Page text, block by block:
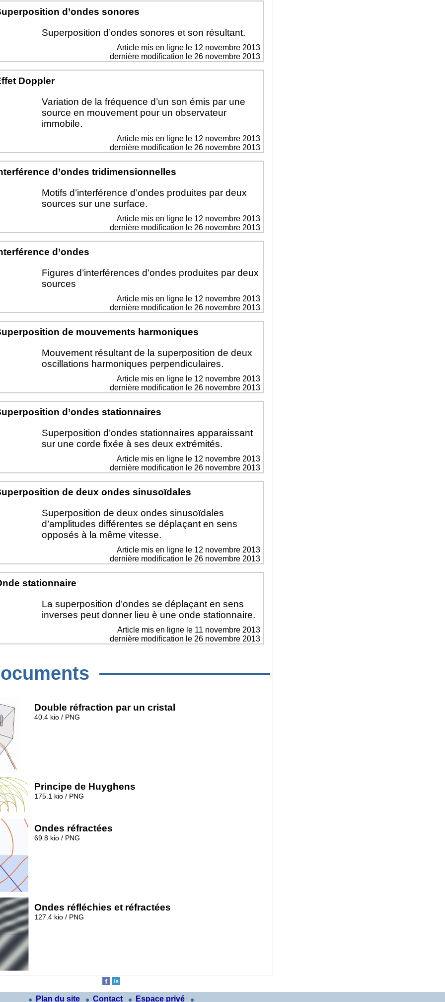
d’ondes sonores
Superposition d’ondes sonores et son résultant.
Article mis en ligne le 12 novembre 2013
dernière modification le 26 novembre 2013
Doppler
Variation de la fréquence d’un son émis par une
source en mouvement pour un observateur
immobile.
Article mis en ligne le 12 novembre 2013
dernière modification le 26 novembre 2013
d’ondes tridimensionnelles
Motifs d’interférence d’ondes produites par deux
sources sur une surface.
Article mis en ligne le 12 novembre 2013
dernière modification le 26 novembre 2013
d’ondes
Figures d’interférences d’ondes produites par deux
sources
Article mis en ligne le 12 novembre 2013
dernière modification le 26 novembre 2013
de mouvements harmoniques
Mouvement résultant de la superposition de deux
oscillations harmoniques perpendiculaires.
Article mis en ligne le 12 novembre 2013
dernière modification le 26 novembre 2013
d’ondes stationnaires
Superposition d’ondes stationnaires apparaissant
sur une corde fixée à ses deux extrémités.
Article mis en ligne le 12 novembre 2013
dernière modification le 26 novembre 2013
de deux ondes sinusoïdales
Superposition de deux ondes sinusoïdales
d’amplitudes différentes se déplaçant en sens
opposés à la même vitesse.
Article mis en ligne le 12 novembre 2013
dernière modification le 26 novembre 2013
stationnaire
La superposition d’ondes se déplaçant en sens
inverses peut donner lieu è une onde stationnaire.
Article mis en ligne le 11 novembre 2013
dernière modification le 26 novembre 2013
Double réfraction par un cristal
40.4 kio / PNG
Principe de Huyghens
175.1 kio / PNG
Ondes réfractées
69.8 kio / PNG
Ondes réfléchies et réfractées
127.4 kio / PNG
Plan du site Contact Espace privé